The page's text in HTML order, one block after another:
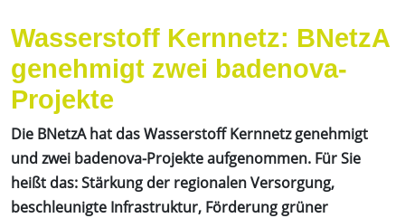
Wasserstoff Kernnetz: BNetzA
genehmigt zwei badenova-
Projekte
Die BNetzA hat das Wasserstoff Kernnetz genehmigt
und zwei badenova-Projekte aufgenommen. Für Sie
heißt das: Stärkung der regionalen Versorgung,
beschleunigte Infrastruktur, Förderung grüner